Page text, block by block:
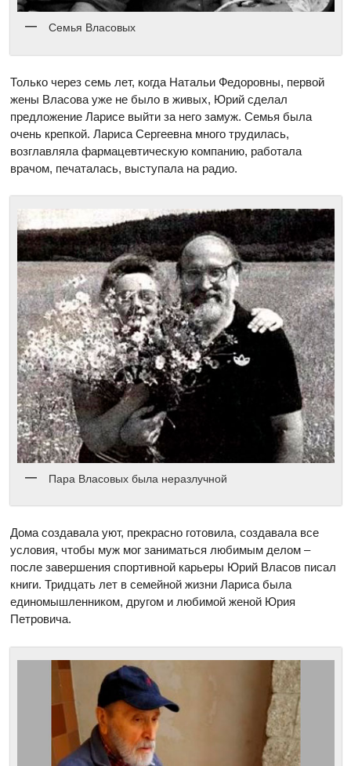
Семья Власовых
Только через семь лет, когда Натальи Федоровны, первой
жены Власова уже не было в живых, Юрий сделал
предложение Ларисе выйти за него замуж. Семья была
очень крепкой. Лариса Сергеевна много трудилась,
возглавляла фармацевтическую компанию, работала
врачом, печаталась, выступала на радио.
Пара Власовых была неразлучной
Дома создавала уют, прекрасно готовила, создавала все
условия, чтобы муж мог заниматься любимым делом –
после завершения спортивной карьеры Юрий Власов писал
книги. Тридцать лет в семейной жизни Лариса была
единомышленником, другом и любимой женой Юрия
Петровича.